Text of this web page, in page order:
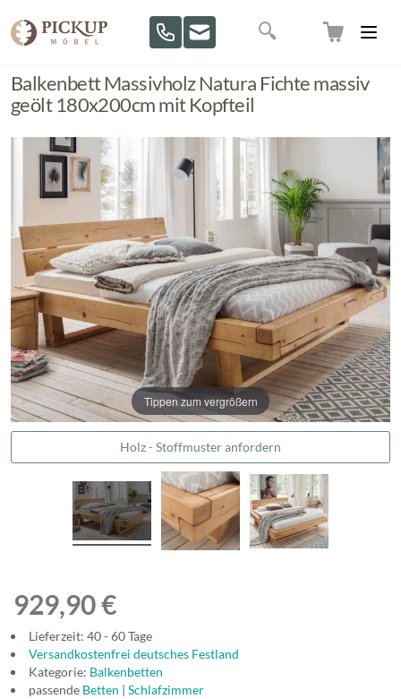
Suche
Balkenbett Massivholz Natura Fichte massiv
geölt 180x200cm mit Kopfteil
Tippen zum vergrößern
Holz - Stoffmuster anfordern
929,90 €
Lieferzeit: 40 - 60 Tage
Versandkostenfrei deutsches Festland
Kategorie: Balkenbetten
passende Betten | Schlafzimmer